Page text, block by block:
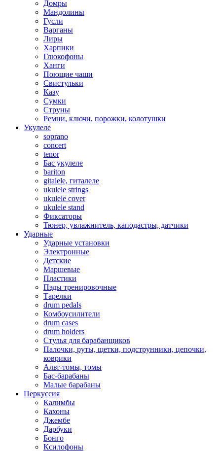
Домры
Мандолины
Гусли
Варганы
Лиры
Харпики
Глюкофоны
Ханги
Поющие чаши
Свистульки
Казу
Сумки
Струны
Ремни, ключи, порожки, колотушки
Укулеле
soprano
concert
tenor
Бас укулеле
bariton
gitalele, гиталеле
ukulele strings
ukulele cover
ukulele stand
Фиксаторы
Тюнер, увлажнитель, каподастры, датчики
Ударные
Ударные установки
Электронные
Детские
Маршевые
Пластики
Пэды тренировочные
Тарелки
drum pedals
Комбоусилители
drum cases
drum holders
Стулья для барабанщиков
Палочки, руты, щетки, подструнники, цепочки,
коврики
Альт-томы, томы
Бас-барабаны
Малые барабаны
Перкуссия
Калимбы
Кахоны
Джембе
Дарбуки
Бонго
Ксилофоны